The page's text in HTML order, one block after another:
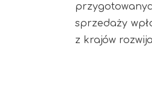
sprzedaży
z krajów